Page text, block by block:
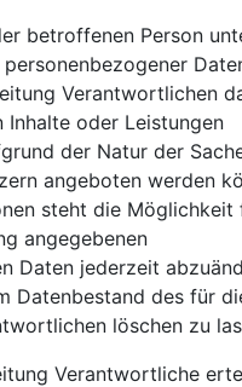
betroffenen Person
Verantwortlichen
Inhalte oder Leistungen
der Natur der
angeboten werden
steht die Möglichkeit
angegebenen
Daten jederzeit
Datenbestand des für
löschen zu
Verantwortliche